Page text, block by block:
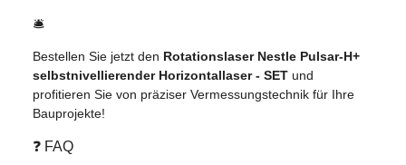
🛎️
Bestellen Sie jetzt den Rotationslaser Nestle Pulsar-H+
selbstnivellierender Horizontallaser - SET und
profitieren Sie von präziser Vermessungstechnik für Ihre
Bauprojekte!
❓ FAQ